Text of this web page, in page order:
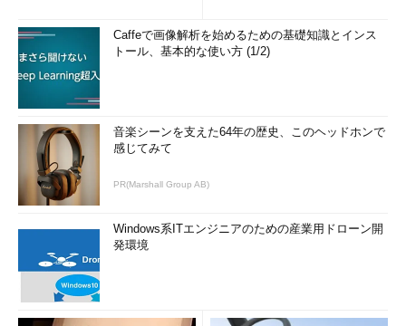
Caffeで画像解析を始めるための基礎知識とインス
トール、基本的な使い方 (1/2)
音楽シーンを支えた64年の歴史、このヘッドホンで
感じてみて
PR(Marshall Group AB)
Windows系ITエンジニアのための産業用ドローン開
発環境